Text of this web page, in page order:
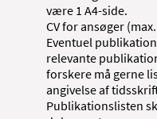
være 1 A4-side.
CV for ansøger
Eventuel
relevante
forskere må gerne
angivelse af
Publikationslisten